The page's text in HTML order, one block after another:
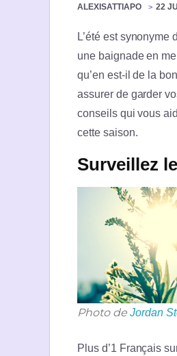
ALEXISATTIAPO 22
L’été est
une baignade en
qu’en est-il de la
assurer de garder
conseils qui vous
cette saison.
Surveillez
Photo de Jordan
Plus d’1 Français